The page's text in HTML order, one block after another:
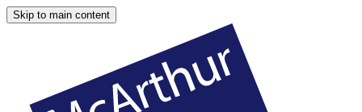
Skip to main content